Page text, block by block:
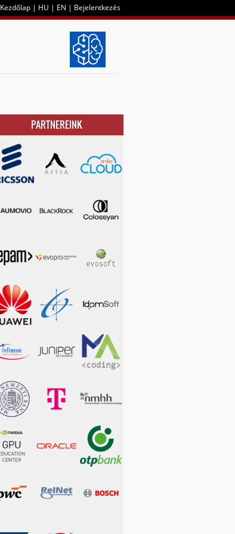
Kezdőlap | HU | EN | Bejelentkezés
PARTNEREINK